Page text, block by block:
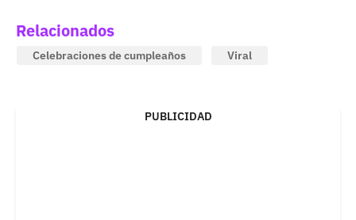
Relacionados
Celebraciones de cumpleaños Viral
PUBLICIDAD